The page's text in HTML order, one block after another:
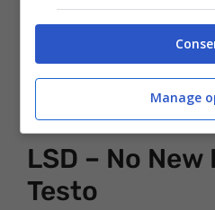
La-la-la-la, la-la-la-la-
Non ci sono nuovi amici
LSD – No
Testo
Manage